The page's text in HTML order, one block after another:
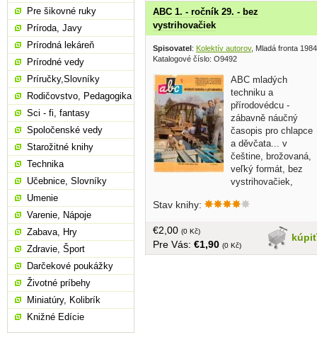
ABC 1. - ročník 29. - bez
vystrihovačiek
Spisovatel: Kolektív autorov, Mladá fronta 1984
Katalogové číslo: O9492
ABC mladých
techniku a
přírodovédcu -
zábavně náučný
časopis pro chlapce
a děvčata... v
češtine, brožovaná,
veľký formát, bez
vystrihovačiek,
Stav knihy:
kúpiť
€2,00 (0 Kč)
Pre Vás: €1,90 (0 Kč)
Pre šikovné ruky
Príroda, Javy
Prírodná lekáreň
Prírodné vedy
Príručky,Slovníky
Rodičovstvo, Pedagogika
Sci - fi, fantasy
Spoločenské vedy
Starožitné knihy
Technika
Učebnice, Slovníky
Umenie
Varenie, Nápoje
Zabava, Hry
Zdravie, Šport
Darčekové poukážky
Životné príbehy
Miniatúry, Kolibrík
Knižné Edície